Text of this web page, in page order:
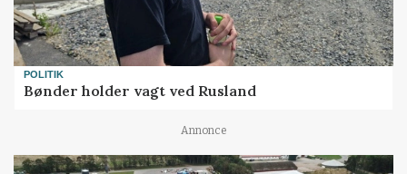
POLITIK
Bønder holder vagt ved Rusland
Annonce